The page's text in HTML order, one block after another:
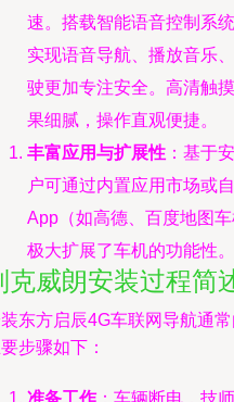
速。搭载智能语音控制系
实现语音导航、播放音乐
驶更加专注安全。高清触
果细腻，操作直观便捷。
丰富应用与扩展性 ：基于
户可通过内置应用市场或
App（如高德、百度地图
极大扩展了车机的功能性。
克威朗安装过程简
东方启辰4G车联网导航通
步骤如下：
准备工作：车辆断电，技